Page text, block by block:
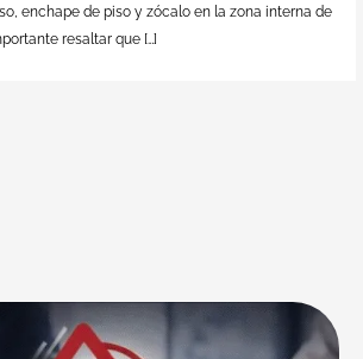
enchape de piso y zócalo en la zona interna de
resaltar que […]